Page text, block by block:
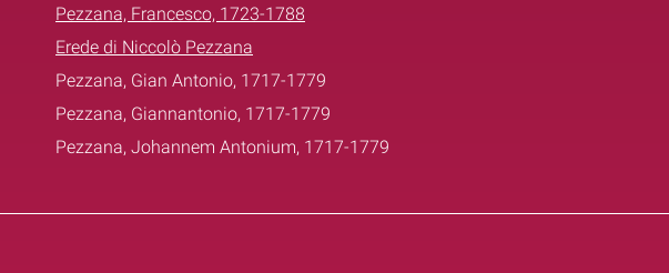
Pezzana, Francesco, 1723-1788
Erede di Niccolò Pezzana
Pezzana, Gian Antonio, 1717-1779
Pezzana, Giannantonio, 1717-1779
Pezzana, Johannem Antonium, 1717-1779